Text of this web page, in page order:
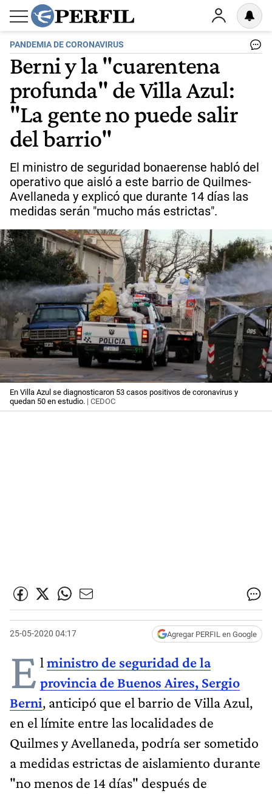
PANDEMIA DE CORONAVIRUS
Berni y la "cuarentena
profunda" de Villa Azul:
"La gente no puede salir
del barrio"
El ministro de seguridad bonaerense habló del
operativo que aisló a este barrio de Quilmes-
Avellaneda y explicó que durante 14 días las
medidas serán "mucho más estrictas".
En Villa Azul se diagnosticaron 53 casos positivos de coronavirus y
quedan 50 en estudio. | CEDOC
25-05-2020 04:17 Agregar PERFIL en Google
E l ministro de seguridad de la
provincia de Buenos Aires, Sergio
Berni, anticipó que el barrio de Villa Azul,
en el límite entre las localidades de
Quilmes y Avellaneda, podría ser sometido
a medidas estrictas de aislamiento durante
"no menos de 14 días" después de